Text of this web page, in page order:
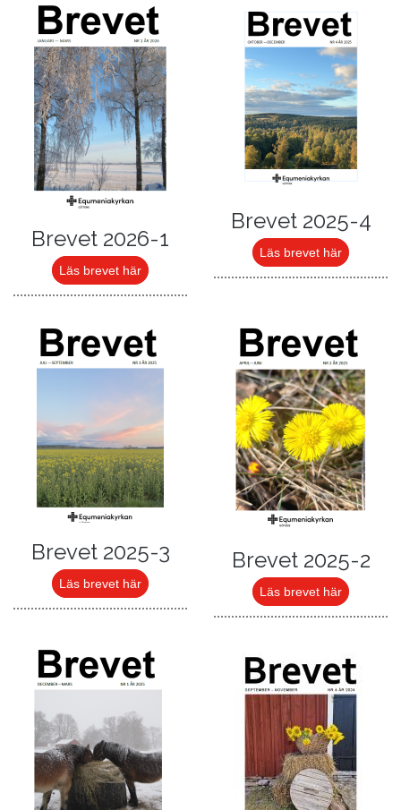
Brevet 2026-1
Läs brevet här
Brevet 2025-4
Läs brevet här
Brevet 2025-3
Läs brevet här
Brevet 2025-2
Läs brevet här